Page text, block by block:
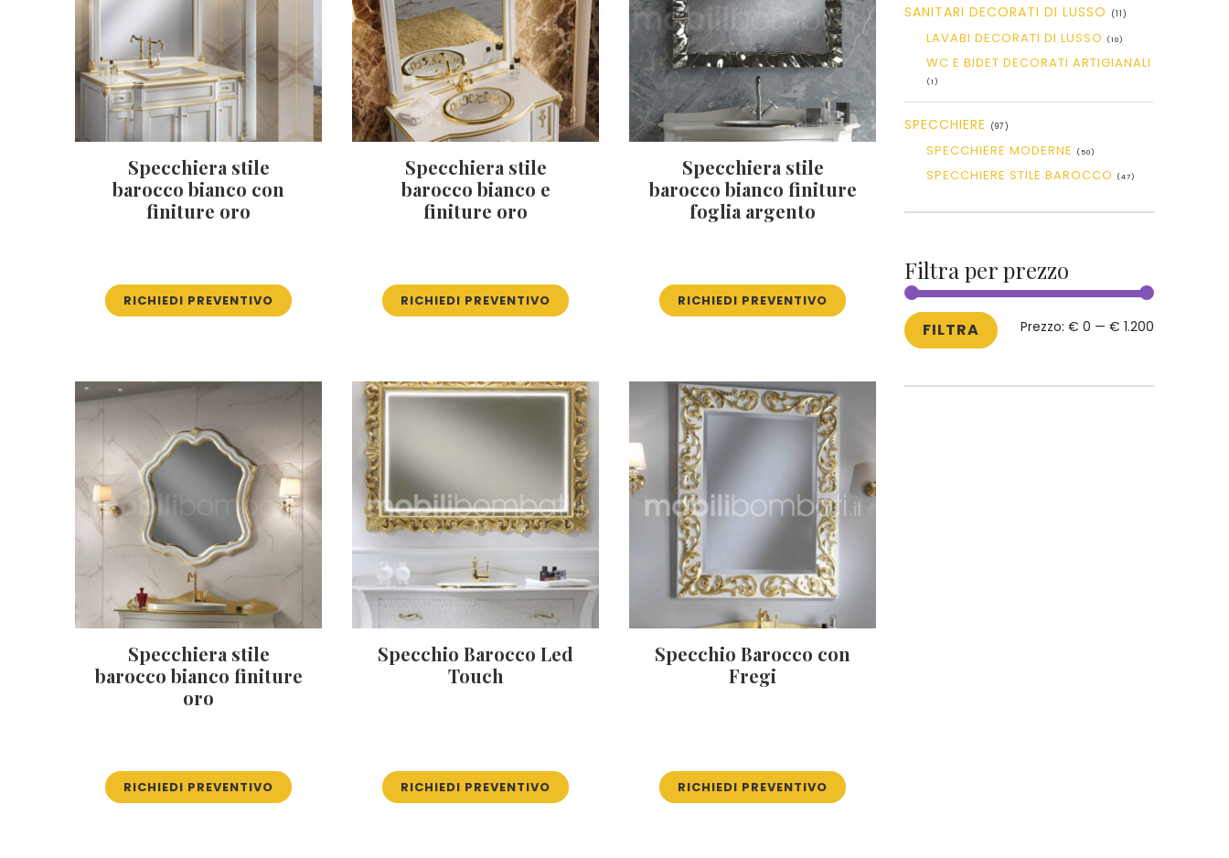
Specchiera stile
barocco bianco con
finiture oro
RICHIEDI PREVENTIVO
Specchiera stile
barocco bianco e
finiture oro
RICHIEDI PREVENTIVO
Specchiera stile
barocco bianco finiture
foglia argento
RICHIEDI PREVENTIVO
Specchiera stile
barocco bianco finiture
oro
RICHIEDI PREVENTIVO
Specchio Barocco Led
Touch
RICHIEDI PREVENTIVO
Specchio Barocco con
Fregi
RICHIEDI PREVENTIVO
SANITARI DECORATI DI LUSSO (11)
LAVABI DECORATI DI LUSSO (10)
WC E BIDET DECORATI ARTIGIANALI
(1)
SPECCHIERE (97)
SPECCHIERE MODERNE (50)
SPECCHIERE STILE BAROCCO (47)
Filtra per prezzo
PREZZO
PREZZO
FILTRA Prezzo: € 0 — € 1.200